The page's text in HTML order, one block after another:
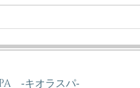
熱★＼＼アリゾナ・ホット
‐キオラスパ‐